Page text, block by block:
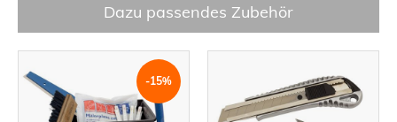
Dazu passendes Zubehör
-15%